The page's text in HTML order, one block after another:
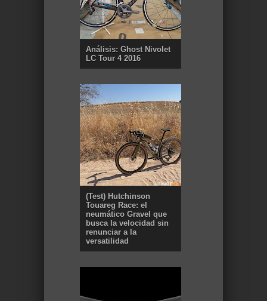
Análisis: Ghost Nivolet
LC Tour 4 2016
(Test) Hutchinson
Touareg Race: el
neumático Gravel que
busca la velocidad sin
renunciar a la
versatilidad